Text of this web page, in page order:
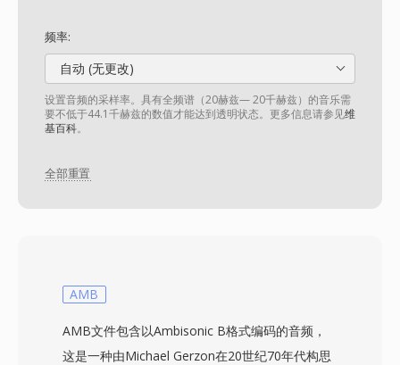
频率:
自动 (无更改)
设置音频的采样率。具有全频谱（20赫兹— 20千赫兹）的音乐需
要不低于44.1千赫兹的数值才能达到透明状态。更多信息请参见维
基百科。
全部重置
AMB
AMB文件包含以Ambisonic B格式编码的音频，
这是一种由Michael Gerzon在20世纪70年代构思